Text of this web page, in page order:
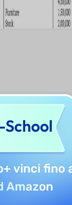
+ vinci fino
Amazon